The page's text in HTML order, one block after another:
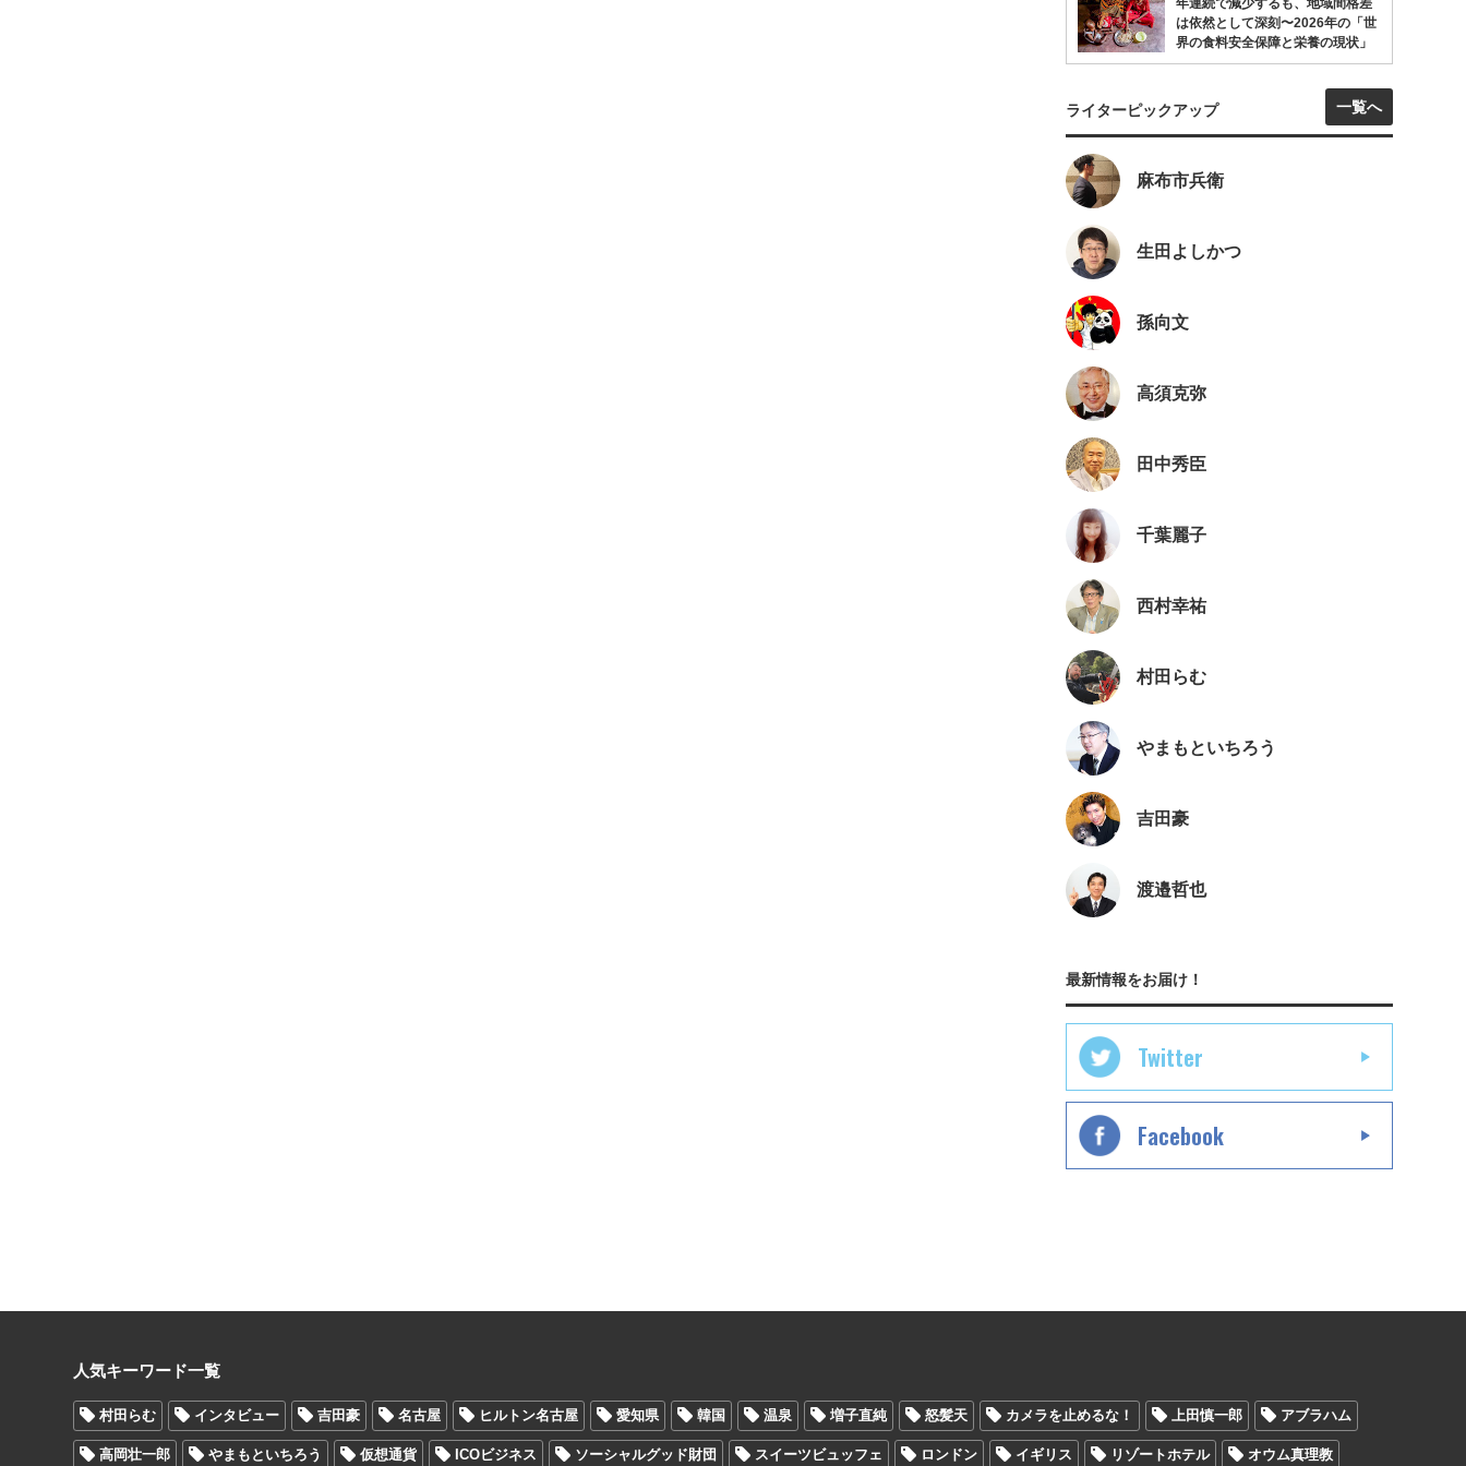
年連続で減少するも、地域間格差
は依然として深刻〜2026年の「世
界の食料安全保障と栄養の現状」
ライターピックアップ 一覧へ
麻布市兵衛
生田よしかつ
孫向文
高須克弥
田中秀臣
千葉麗子
西村幸祐
村田らむ
やまもといちろう
吉田豪
渡邉哲也
最新情報をお届け！
Twitter
Facebook
人気キーワード一覧
村田らむ インタビュー 吉田豪 名古屋 ヒルトン名古屋 愛知県 韓国 温泉 増子直純 怒髪天 カメラを止めるな！ 上田慎一郎 アブラハム
高岡壮一郎 やまもといちろう 仮想通貨 ICOビジネス ソーシャルグッド財団 スイーツビュッフェ ロンドン イギリス リゾートホテル オウム真理教